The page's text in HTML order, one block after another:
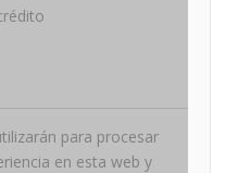
para procesar
en esta web y